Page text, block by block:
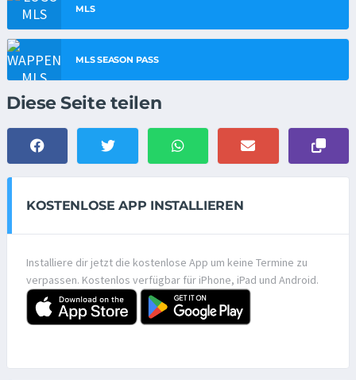
MLS
MLS SEASON PASS
Diese Seite teilen
KOSTENLOSE APP INSTALLIEREN
Installiere dir jetzt die kostenlose App um keine Termine zu
verpassen. Kostenlos verfügbar für iPhone, iPad und Android.